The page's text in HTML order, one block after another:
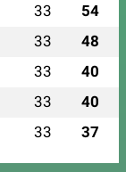
33 54
33 48
33 40
33 40
33 37